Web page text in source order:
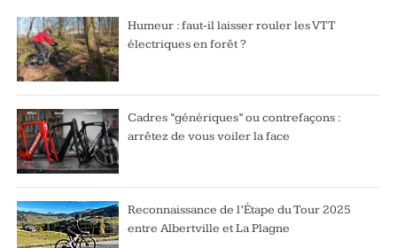
Humeur : faut-il laisser rouler les VTT
électriques en forêt ?
Cadres “génériques” ou contrefaçons :
arrêtez de vous voiler la face
Reconnaissance de l’Étape du Tour 2025
entre Albertville et La Plagne